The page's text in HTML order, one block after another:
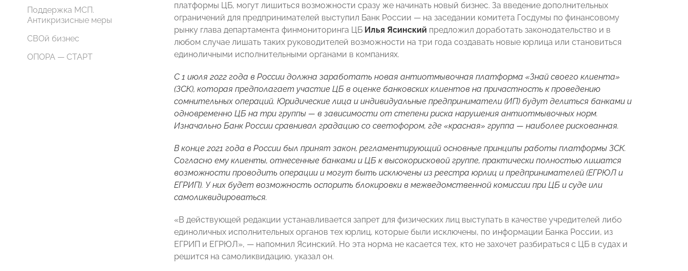
Поддержка МСП.
Антикризисные меры
СВОй бизнес
ОПОРА — СТАРТ
платформы ЦБ, могут лишиться возможности сразу же начинать новый бизнес. За введение дополнительных
ограничений для предпринимателей выступил Банк России — на заседании комитета Госдумы по финансовому
рынку глава департамента финмониторинга ЦБ Илья Ясинский предложил доработать законодательство и в
любом случае лишать таких руководителей возможности на три года создавать новые юрлица или становиться
единоличными исполнительными органами в компаниях.
С 1 июля 2022 года в России должна заработать новая антиотмывочная платформа «Знай своего клиента»
(ЗСК), которая предполагает участие ЦБ в оценке банковских клиентов на причастность к проведению
сомнительных операций. Юридические лица и индивидуальные предприниматели (ИП) будут делиться банками и
одновременно ЦБ на три группы — в зависимости от степени риска нарушения антиотмывочных норм.
Изначально Банк России сравнивал градацию со светофором, где «красная» группа — наиболее рискованная.
В конце 2021 года в России был принят закон, регламентирующий основные принципы работы платформы ЗСК.
Согласно ему клиенты, отнесенные банками и ЦБ к высокорисковой группе, практически полностью лишатся
возможности проводить операции и могут быть исключены из реестра юрлиц и предпринимателей (ЕГРЮЛ и
ЕГРИП). У них будет возможность оспорить блокировки в межведомственной комиссии при ЦБ и суде или
самоликвидироваться.
«В действующей редакции устанавливается запрет для физических лиц выступать в качестве учредителей либо
единоличных исполнительных органов тех юрлиц, которые были исключены, по информации Банка России, из
ЕГРИП и ЕГРЮЛ», — напомнил Ясинский. Но эта норма не касается тех, кто не захочет разбираться с ЦБ в судах и
решится на самоликвидацию, указал он.